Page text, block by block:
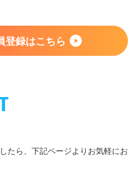
登録はこちら
たら、下記ページよりお気軽にお